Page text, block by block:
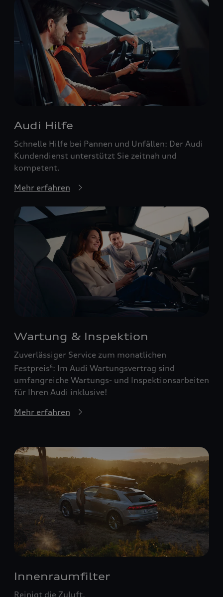
Audi Hilfe
Schnelle Hilfe bei Pannen und Unfällen: Der Audi
Kundendienst unterstützt Sie zeitnah und
kompetent.
Mehr erfahren
Wartung & Inspektion
Zuverlässiger Service zum monatlichen
Festpreis6: Im Audi Wartungsvertrag sind
umfangreiche Wartungs- und Inspektionsarbeiten
für Ihren Audi inklusive!
Mehr erfahren
Innenraumfilter
Reinigt die Zuluft.